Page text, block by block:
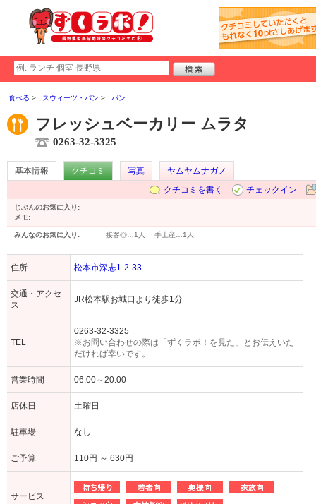
食べる スウィーツ・パン パン
フレッシュベーカリー ムラタ
0263-32-3325
基本情報 クチコミ 写真
ヤムヤムナガノ
クチコミを書く
チェックイン
じぶんのお気に入り:
メモ:
みんなのお気に入り: 接客◎… 1人 手土産… 1人
住所 松本市深志1-2-33
交通・アクセ
ス
JR松本駅お城口より徒歩1分
TEL
0263-32-3325
※お問い合わせの際は「ずくラボ！を見た」とお伝えいた
だければ幸いです。
営業時間 06:00～20:00
店休日 土曜日
駐車場 なし
ご予算 110円 ～ 630円
サービス